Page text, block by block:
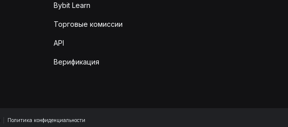
Bybit Learn
Торговые комиссии
API
Верификация
Политика конфиденциальности